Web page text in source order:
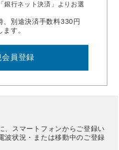
銀行ネット決済」よりお選
別途決済手数料330円
す。
会員登録
、スマートフォンからご登録い
波状況・または移動中のご登録